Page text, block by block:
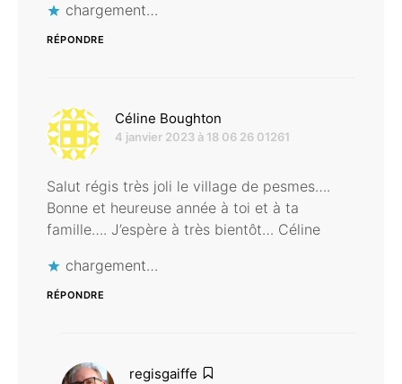
chargement…
RÉPONDRE
Céline Boughton
4 janvier 2023 à 18 06 26 01261
Salut régis très joli le village de pesmes….
Bonne et heureuse année à toi et à ta
famille…. J’espère à très bientôt… Céline
chargement…
RÉPONDRE
regisgaiffe